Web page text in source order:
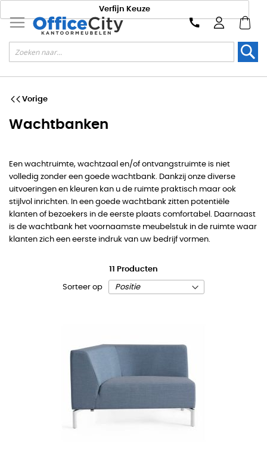
Vorige
Wachtbanken
Een wachtruimte, wachtzaal en/of ontvangstruimte is niet
volledig zonder een goede wachtbank. Dankzij onze diverse
uitvoeringen en kleuren kan u de ruimte praktisch maar ook
stijlvol inrichten. In een goede wachtbank zitten potentiële
klanten of bezoekers in de eerste plaats comfortabel. Daarnaast
is de wachtbank het voornaamste meubelstuk in de ruimte waar
klanten zich een eerste indruk van uw bedrijf vormen.
Producten
Sorteer op
Verfijn Keuze